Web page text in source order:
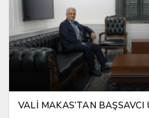
VALİ MAKAS’TAN BAŞSAVCI